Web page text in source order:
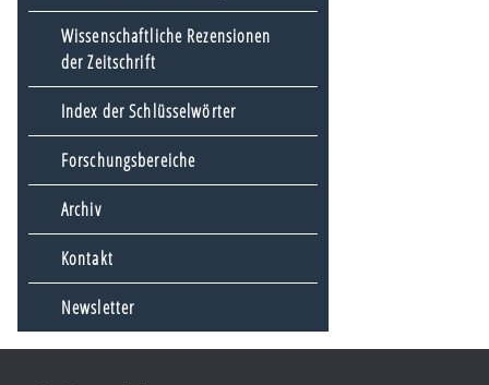
Wissenschaftliche Rezensionen
der Zeitschrift
Index der Schlüsselwörter
Forschungsbereiche
Archiv
Kontakt
Newsletter